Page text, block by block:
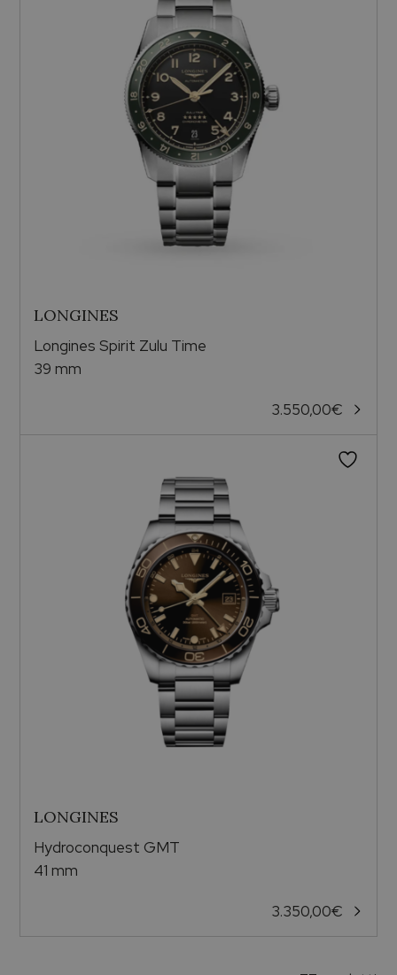
LONGINES
Longines Spirit Zulu Time
39 mm
3.550,00€
LONGINES
Hydroconquest GMT
41 mm
3.350,00€